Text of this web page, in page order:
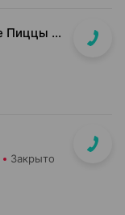
ул. Маяковского, д. 10, пом. 13 (возле Пиццы Мании)
Закрыто